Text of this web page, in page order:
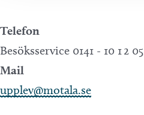
Telefon
Besöksservice 0141 - 10 1 2 05
Mail
upplev@motala.se